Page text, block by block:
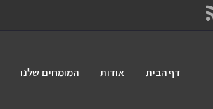
דף הבית אודות המומחים שלנו